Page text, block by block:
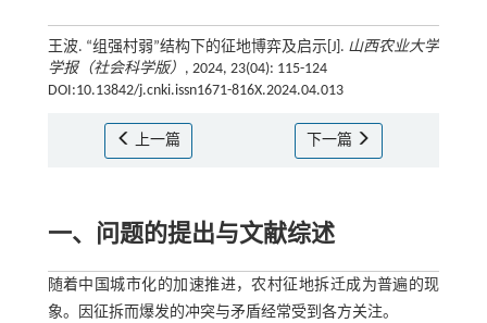
王波. “组强村弱”结构下的征地博弈及启示[J]. 山西农业大学
学报（社会科学版） , 2024, 23(04): 115-124
DOI:10.13842/j.cnki.issn1671-816X.2024.04.013
上一篇 下一篇
一、问题的提出与文献综述
随着中国城市化的加速推进，农村征地拆迁成为普遍的现
象。因征拆而爆发的冲突与矛盾经常受到各方关注。